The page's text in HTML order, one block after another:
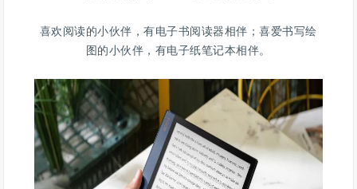
喜欢阅读的小伙伴，有电子书阅读器相伴；喜爱书写绘
图的小伙伴，有电子纸笔记本相伴。